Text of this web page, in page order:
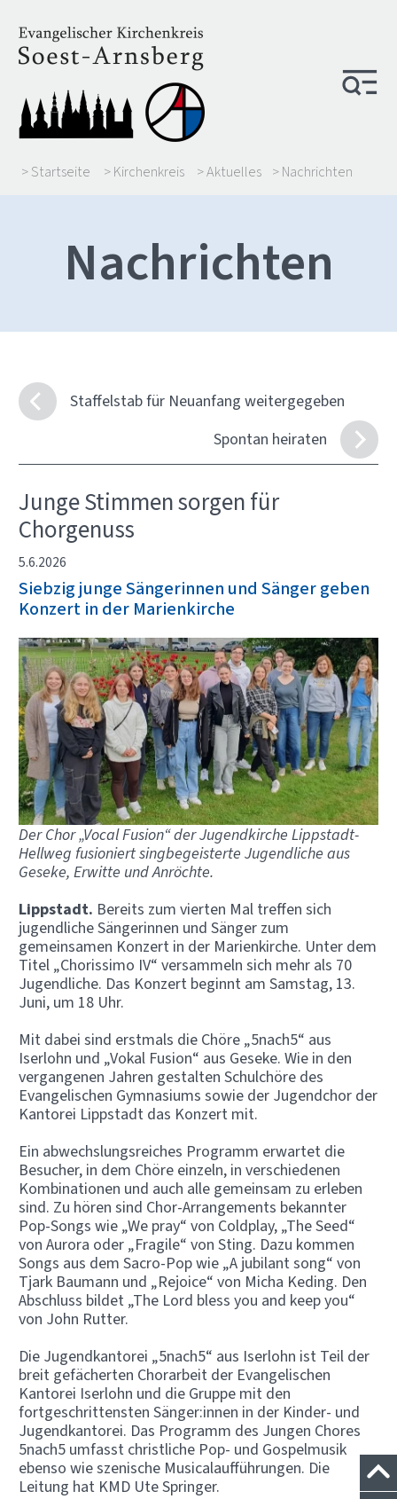
> Startseite > Kirchenkreis > Aktuelles > Nachrichten
Nachrichten
Staffelstab für Neuanfang weitergegeben
Spontan heiraten
Junge Stimmen sorgen für
Chorgenuss
5.6.2026
Siebzig junge Sängerinnen und Sänger geben
Konzert in der Marienkirche
Der Chor „Vocal Fusion“ der Jugendkirche Lippstadt-
Hellweg fusioniert singbegeisterte Jugendliche aus
Geseke, Erwitte und Anröchte.
Lippstadt. Bereits zum vierten Mal treffen sich
jugendliche Sängerinnen und Sänger zum
gemeinsamen Konzert in der Marienkirche. Unter dem
Titel „Chorissimo IV“ versammeln sich mehr als 70
Jugendliche. Das Konzert beginnt am Samstag, 13.
Juni, um 18 Uhr.
Mit dabei sind erstmals die Chöre „5nach5“ aus
Iserlohn und „Vokal Fusion“ aus Geseke. Wie in den
vergangenen Jahren gestalten Schulchöre des
Evangelischen Gymnasiums sowie der Jugendchor der
Kantorei Lippstadt das Konzert mit.
Ein abwechslungsreiches Programm erwartet die
Besucher, in dem Chöre einzeln, in verschiedenen
Kombinationen und auch alle gemeinsam zu erleben
sind. Zu hören sind Chor-Arrangements bekannter
Pop-Songs wie „We pray“ von Coldplay, „The Seed“
von Aurora oder „Fragile“ von Sting. Dazu kommen
Songs aus dem Sacro-Pop wie „A jubilant song“ von
Tjark Baumann und „Rejoice“ von Micha Keding. Den
Abschluss bildet „The Lord bless you and keep you“
von John Rutter.
Die Jugendkantorei „5nach5“ aus Iserlohn ist Teil der
breit gefächerten Chorarbeit der Evangelischen
Kantorei Iserlohn und die Gruppe mit den
fortgeschrittensten Sänger:innen in der Kinder- und
Jugendkantorei. Das Programm des Jungen Chores
5nach5 umfasst christliche Pop- und Gospelmusik
ebenso wie szenische Musicalaufführungen. Die
Leitung hat KMD Ute Springer.